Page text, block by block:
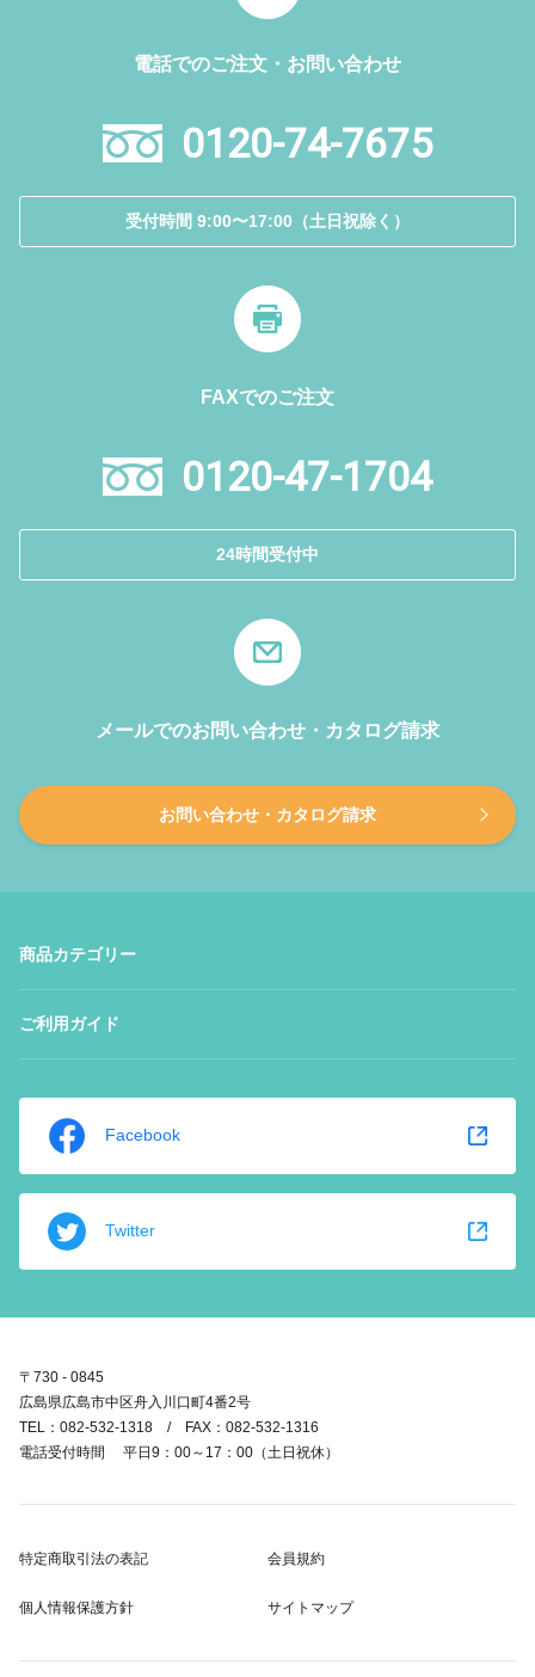
電話でのご注文・お問い合わせ
0120-74-7675
受付時間 9:00〜17:00（土日祝除く）
FAXでのご注文
0120-47-1704
24時間受付中
メールでのお問い合わせ・カタログ請求
お問い合わせ・カタログ請求
商品カテゴリー
ご利用ガイド
Facebook
Twitter
〒730 - 0845
広島県広島市中区舟入川口町4番2号
TEL：082-532-1318 / FAX：082-532-1316
電話受付時間 平日9：00～17：00（土日祝休）
特定商取引法の表記 会員規約
個人情報保護方針 サイトマップ